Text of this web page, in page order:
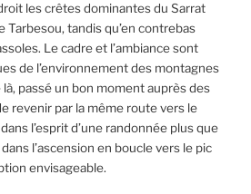
les crêtes dominantes du Sarrat
Tarbesou, tandis qu’en contrebas
Le cadre et l’ambiance sont
de l’environnement des montagnes
passé un bon moment auprès des
revenir par la même route vers le
l’esprit d’une randonnée plus que
l’ascension en boucle vers le pic
envisageable.